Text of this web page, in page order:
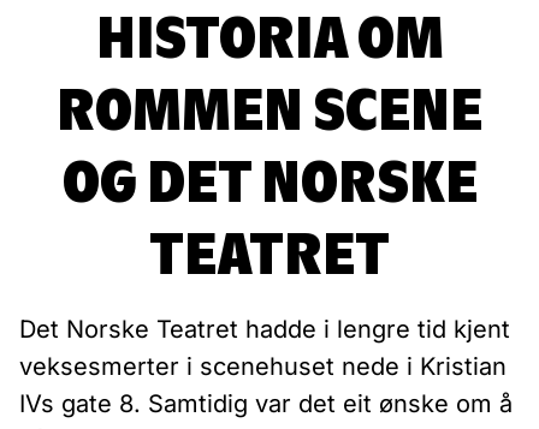
HISTORIA OM
ROMMEN SCENE
OG DET NORSKE
TEATRET
Det Norske Teatret hadde i lengre tid kjent
veksesmerter i scenehuset nede i Kristian
IVs gate 8. Samtidig var det eit ønske om å